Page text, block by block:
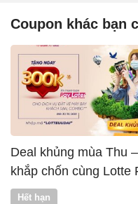
Coupon khác bạn
Deal khủng mùa Thu
khắp chốn cùng Lotte
Vntrip
Hết hạn